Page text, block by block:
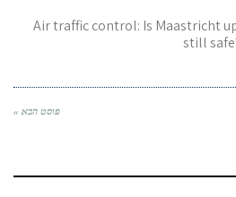
Air traffic control: Is Maastricht
still
פוסט הבא »